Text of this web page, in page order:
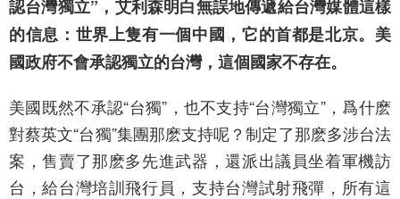
認台灣獨立”，艾利森明白無誤地傳遞給台灣媒體這樣
的信息：世界上隻有一個中國，它的首都是北京。美
國政府不會承認獨立的台灣，這個國家不存在。
美國既然不承認“台獨”，也不支持“台灣獨立”，爲什麽
對蔡英文“台獨”集團那麽支持呢？制定了那麽多涉台法
案，售賣了那麽多先進武器，還派出議員坐着軍機訪
台，給台灣培訓飛行員，支持台灣試射飛彈，所有這